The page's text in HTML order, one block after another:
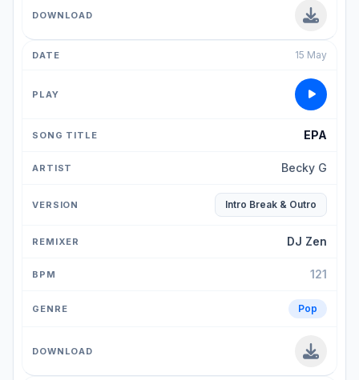
15 May
EPA
Becky G
Intro Break & Outro
DJ Zen
121
Pop